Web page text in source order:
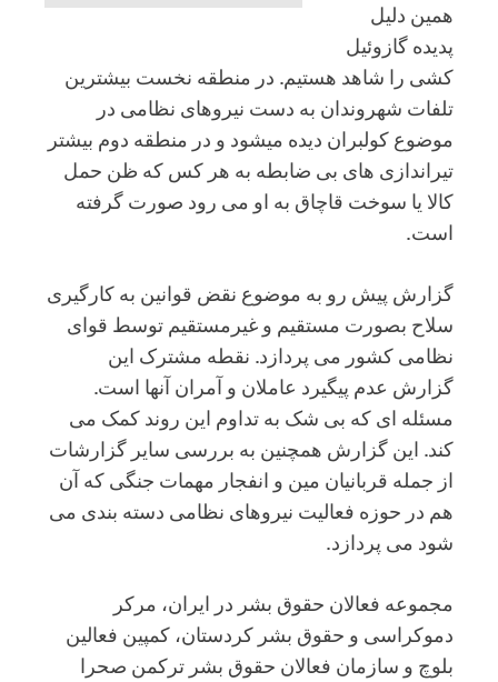
همین دلیل
پدیده گازوئیل
کشی را شاهد هستیم. در منطقه نخست بیشترین
تلفات شهروندان به دست نیروهای نظامی در
موضوع کولبران دیده میشود و در منطقه دوم بیشتر
تیراندازی های بی ضابطه به هر کس که ظن حمل
کالا یا سوخت قاچاق به او می رود صورت گرفته
است.
گزارش پیش رو به موضوع نقض قوانین به کارگیری
سلاح بصورت مستقیم و غیرمستقیم توسط قوای
نظامی کشور می پردازد. نقطه مشترک این
گزارش عدم پیگیرد عاملان و آمران آنها است.
مسئله ای که بی شک به تداوم این روند کمک می
کند. این گزارش همچنین به بررسی سایر گزارشات
از جمله قربانیان مین و انفجار مهمات جنگی که آن
هم در حوزه فعالیت نیروهای نظامی دسته بندی می
شود می پردازد.
مجموعه فعالان حقوق بشر در ایران، مرکر
دموکراسی و حقوق بشر کردستان، کمپین فعالین
بلوچ و سازمان فعالان حقوق بشر ترکمن صحرا